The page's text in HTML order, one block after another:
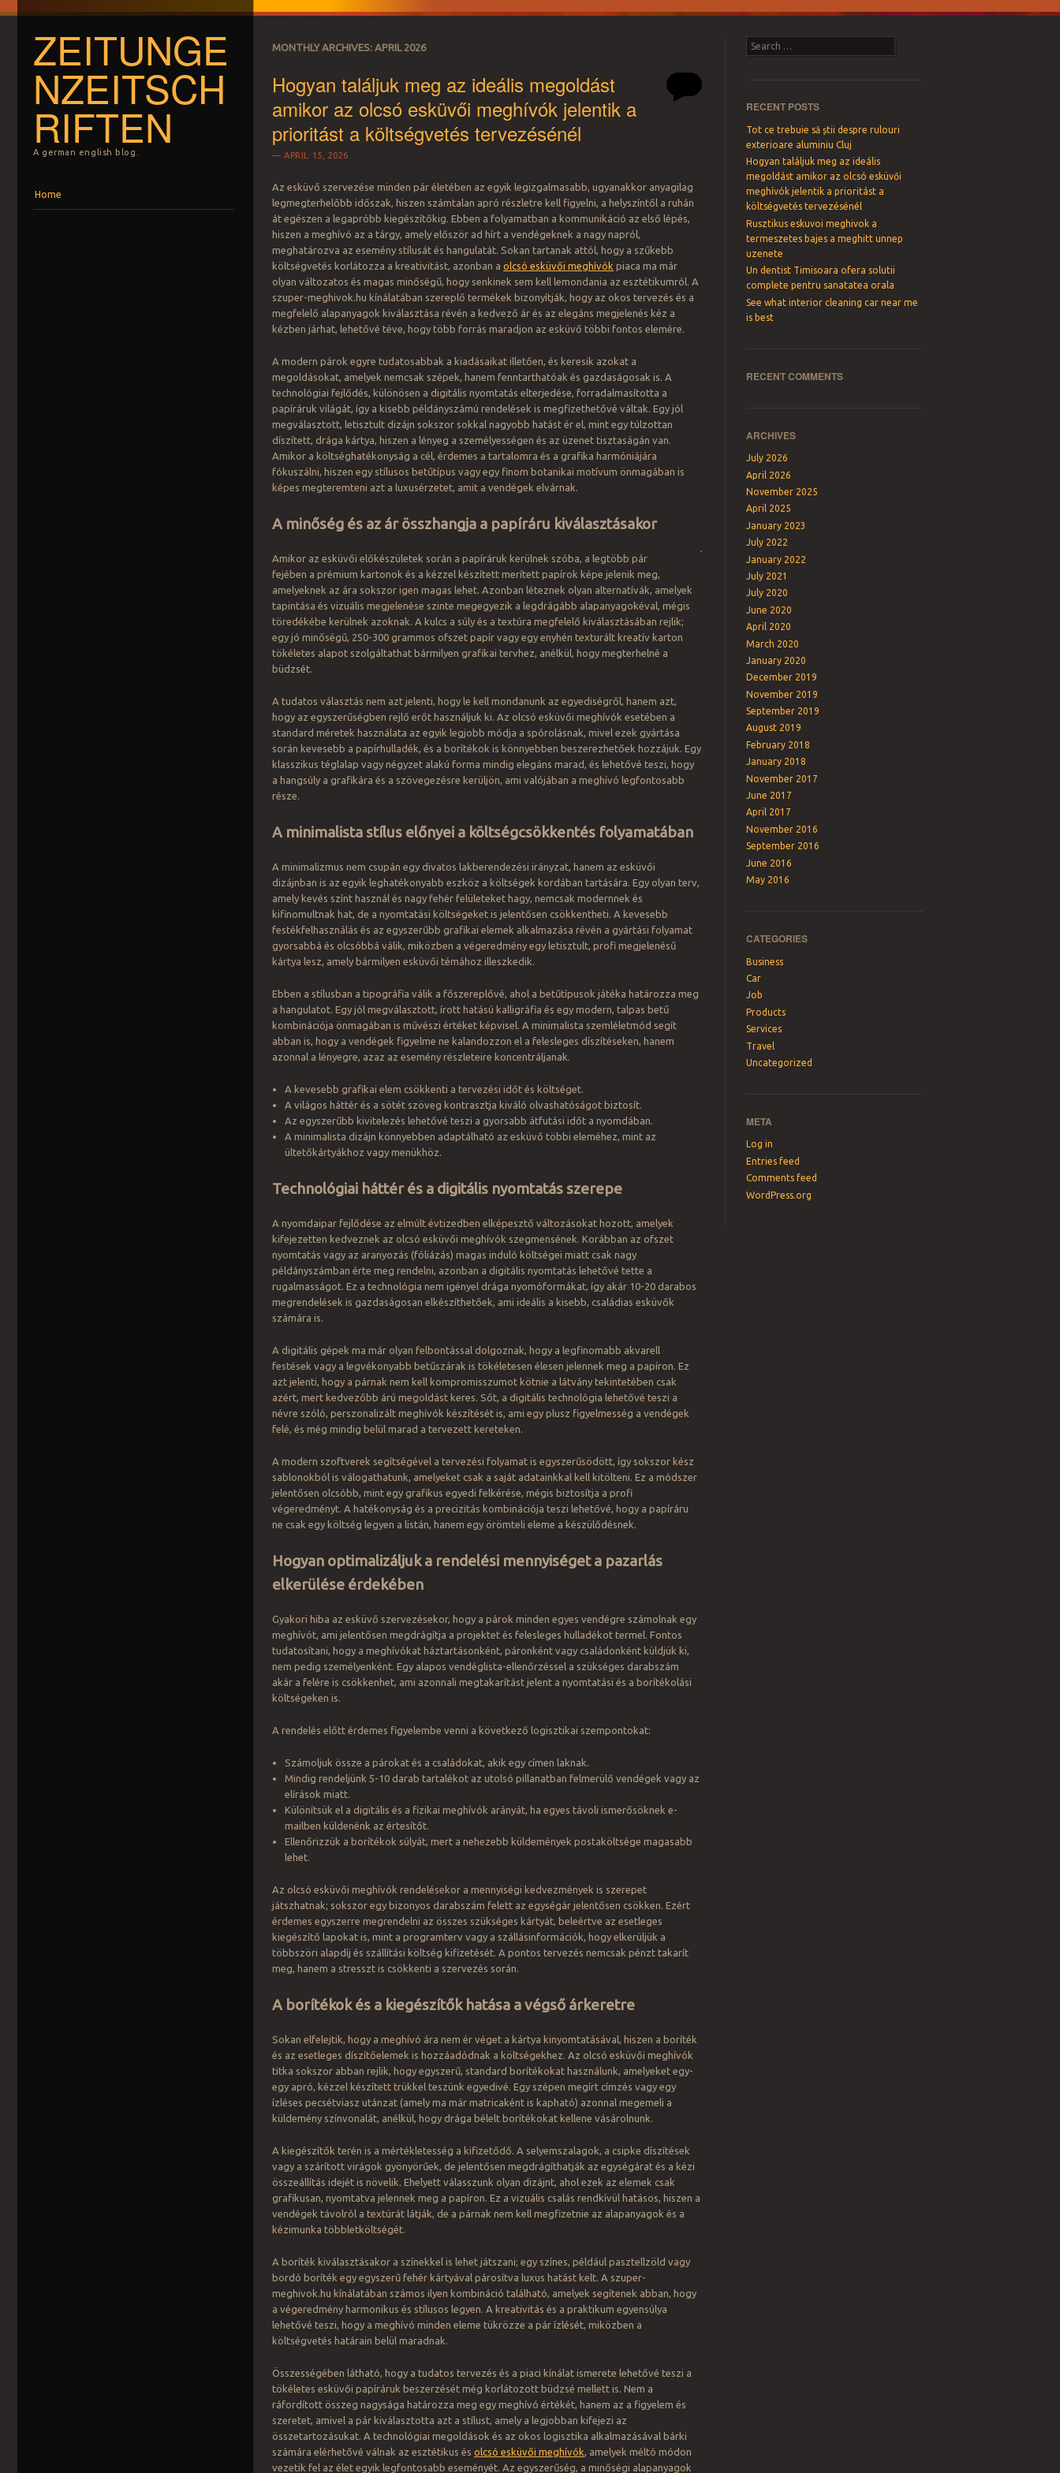
ZEITUNGE
NZEITSCH
RIFTEN
A german english blog.
Home
MONTHLY ARCHIVES:APRIL 2026
Hogyan találjuk meg az ideális megoldást
amikor az olcsó esküvői meghívók jelentik a
prioritást a költségvetés tervezésénél
APRIL 15, 2026
Az esküvő szervezése minden pár életében az egyik legizgalmasabb, ugyanakkor anyagilag
legmegterhelőbb időszak, hiszen számtalan apró részletre kell figyelni, a helyszíntől a ruhán
át egészen a legapróbb kiegészítőkig. Ebben a folyamatban a kommunikáció az első lépés,
hiszen a meghívó az a tárgy, amely először ad hírt a vendégeknek a nagy napról,
meghatározva az esemény stílusát és hangulatát. Sokan tartanak attól, hogy a szűkebb
költségvetés korlátozza a kreativitást, azonban aolcsó esküvői meghívók piaca ma már
olyan változatos és magas minőségű, hogy senkinek sem kell lemondania az esztétikumról. A
szuper-meghivok.hu kínálatában szereplő termékek bizonyítják, hogy az okos tervezés és a
megfelelő alapanyagok kiválasztása révén a kedvező ár és az elegáns megjelenés kéz a
kézben járhat, lehetővé téve, hogy több forrás maradjon az esküvő többi fontos elemére.
A modern párok egyre tudatosabbak a kiadásaikat illetően, és keresik azokat a
megoldásokat, amelyek nemcsak szépek, hanem fenntarthatóak és gazdaságosak is. A
technológiai fejlődés, különösen a digitális nyomtatás elterjedése, forradalmasította a
papíráruk világát, így a kisebb példányszámú rendelések is megfizethetővé váltak. Egy jól
megválasztott, letisztult dizájn sokszor sokkal nagyobb hatást ér el, mint egy túlzottan
díszített, drága kártya, hiszen a lényeg a személyességen és az üzenet tisztaságán van.
Amikor a költséghatékonyság a cél, érdemes a tartalomra és a grafika harmóniájára
fókuszálni, hiszen egy stílusos betűtípus vagy egy finom botanikai motívum önmagában is
képes megteremteni azt a luxusérzetet, amit a vendégek elvárnak.
A minőség és az ár összhangja a papíráru kiválasztásakor
Amikor az esküvői előkészületek során a papíráruk kerülnek szóba, a legtöbb pár
fejében a prémium kartonok és a kézzel készített merített papírok képe jelenik meg,
amelyeknek az ára sokszor igen magas lehet. Azonban léteznek olyan alternatívák, amelyek
tapintása és vizuális megjelenése szinte megegyezik a legdrágább alapanyagokéval, mégis
töredékébe kerülnek azoknak. A kulcs a súly és a textúra megfelelő kiválasztásában rejlik;
egy jó minőségű, 250-300 grammos ofszet papír vagy egy enyhén texturált kreatív karton
tökéletes alapot szolgáltathat bármilyen grafikai tervhez, anélkül, hogy megterhelné a
büdzsét.
A tudatos választás nem azt jelenti, hogy le kell mondanunk az egyediségről, hanem azt,
hogy az egyszerűségben rejlő erőt használjuk ki. Az olcsó esküvői meghívók esetében a
standard méretek használata az egyik legjobb módja a spórolásnak, mivel ezek gyártása
során kevesebb a papírhulladék, és a borítékok is könnyebben beszerezhetőek hozzájuk. Egy
klasszikus téglalap vagy négyzet alakú forma mindig elegáns marad, és lehetővé teszi, hogy
a hangsúly a grafikára és a szövegezésre kerüljön, ami valójában a meghívó legfontosabb
része.
A minimalista stílus előnyei a költségcsökkentés folyamatában
A minimalizmus nem csupán egy divatos lakberendezési irányzat, hanem az esküvői
dizájnban is az egyik leghatékonyabb eszköz a költségek kordában tartására. Egy olyan terv,
amely kevés színt használ és nagy fehér felületeket hagy, nemcsak modernnek és
kifinomultnak hat, de a nyomtatási költségeket is jelentősen csökkentheti. A kevesebb
festékfelhasználás és az egyszerűbb grafikai elemek alkalmazása révén a gyártási folyamat
gyorsabbá és olcsóbbá válik, miközben a végeredmény egy letisztult, profi megjelenésű
kártya lesz, amely bármilyen esküvői témához illeszkedik.
Ebben a stílusban a tipográfia válik a főszereplővé, ahol a betűtípusok játéka határozza meg
a hangulatot. Egy jól megválasztott, írott hatású kalligráfia és egy modern, talpas betű
kombinációja önmagában is művészi értéket képvisel. A minimalista szemléletmód segít
abban is, hogy a vendégek figyelme ne kalandozzon el a felesleges díszítéseken, hanem
azonnal a lényegre, azaz az esemény részleteire koncentráljanak.
A kevesebb grafikai elem csökkenti a tervezési időt és költséget.
A világos háttér és a sötét szöveg kontrasztja kiváló olvashatóságot biztosít.
Az egyszerűbb kivitelezés lehetővé teszi a gyorsabb átfutási időt a nyomdában.
A minimalista dizájn könnyebben adaptálható az esküvő többi eleméhez, mint az
ültetőkártyákhoz vagy menükhöz.
Technológiai háttér és a digitális nyomtatás szerepe
A nyomdaipar fejlődése az elmúlt évtizedben elképesztő változásokat hozott, amelyek
kifejezetten kedveznek az olcsó esküvői meghívók szegmensének. Korábban az ofszet
nyomtatás vagy az aranyozás (fóliázás) magas induló költségei miatt csak nagy
példányszámban érte meg rendelni, azonban a digitális nyomtatás lehetővé tette a
rugalmasságot. Ez a technológia nem igényel drága nyomóformákat, így akár 10-20 darabos
megrendelések is gazdaságosan elkészíthetőek, ami ideális a kisebb, családias esküvők
számára is.
A digitális gépek ma már olyan felbontással dolgoznak, hogy a legfinomabb akvarell
festések vagy a legvékonyabb betűszárak is tökéletesen élesen jelennek meg a papíron. Ez
azt jelenti, hogy a párnak nem kell kompromisszumot kötnie a látvány tekintetében csak
azért, mert kedvezőbb árú megoldást keres. Sőt, a digitális technológia lehetővé teszi a
névre szóló, perszonalizált meghívók készítését is, ami egy plusz figyelmesség a vendégek
felé, és még mindig belül marad a tervezett kereteken.
A modern szoftverek segítségével a tervezési folyamat is egyszerűsödött, így sokszor kész
sablonokból is válogathatunk, amelyeket csak a saját adatainkkal kell kitölteni. Ez a módszer
jelentősen olcsóbb, mint egy grafikus egyedi felkérése, mégis biztosítja a profi
végeredményt. A hatékonyság és a precizitás kombinációja teszi lehetővé, hogy a papíráru
ne csak egy költség legyen a listán, hanem egy örömteli eleme a készülődésnek.
Hogyan optimalizáljuk a rendelési mennyiséget a pazarlás
elkerülése érdekében
Gyakori hiba az esküvő szervezésekor, hogy a párok minden egyes vendégre számolnak egy
meghívót, ami jelentősen megdrágítja a projektet és felesleges hulladékot termel. Fontos
tudatosítani, hogy a meghívókat háztartásonként, páronként vagy családonként küldjük ki,
nem pedig személyenként. Egy alapos vendéglista-ellenőrzéssel a szükséges darabszám
akár a felére is csökkenhet, ami azonnali megtakarítást jelent a nyomtatási és a borítékolási
költségeken is.
A rendelés előtt érdemes figyelembe venni a következő logisztikai szempontokat:
Számoljuk össze a párokat és a családokat, akik egy címen laknak.
Mindig rendeljünk 5-10 darab tartalékot az utolsó pillanatban felmerülő vendégek vagy az
elírások miatt.
Különítsük el a digitális és a fizikai meghívók arányát, ha egyes távoli ismerősöknek e-
mailben küldenénk az értesítőt.
Ellenőrizzük a borítékok súlyát, mert a nehezebb küldemények postaköltsége magasabb
lehet.
Az olcsó esküvői meghívók rendelésekor a mennyiségi kedvezmények is szerepet
játszhatnak; sokszor egy bizonyos darabszám felett az egységár jelentősen csökken. Ezért
érdemes egyszerre megrendelni az összes szükséges kártyát, beleértve az esetleges
kiegészítő lapokat is, mint a programterv vagy a szállásinformációk, hogy elkerüljük a
többszöri alapdíj és szállítási költség kifizetését. A pontos tervezés nemcsak pénzt takarít
meg, hanem a stresszt is csökkenti a szervezés során.
A borítékok és a kiegészítők hatása a végső árkeretre
Sokan elfelejtik, hogy a meghívó ára nem ér véget a kártya kinyomtatásával, hiszen a boríték
és az esetleges díszítőelemek is hozzáadódnak a költségekhez. Az olcsó esküvői meghívók
titka sokszor abban rejlik, hogy egyszerű, standard borítékokat használunk, amelyeket egy-
egy apró, kézzel készített trükkel teszünk egyedivé. Egy szépen megírt címzés vagy egy
ízléses pecsétviasz utánzat (amely ma már matricaként is kapható) azonnal megemeli a
küldemény színvonalát, anélkül, hogy drága bélelt borítékokat kellene vásárolnunk.
A kiegészítők terén is a mértékletesség a kifizetődő. A selyemszalagok, a csipke díszítések
vagy a szárított virágok gyönyörűek, de jelentősen megdrágíthatják az egységárat és a kézi
összeállítás idejét is növelik. Ehelyett válasszunk olyan dizájnt, ahol ezek az elemek csak
grafikusan, nyomtatva jelennek meg a papíron. Ez a vizuális csalás rendkívül hatásos, hiszen a
vendégek távolról a textúrát látják, de a párnak nem kell megfizetnie az alapanyagok és a
kézimunka többletköltségét.
A boríték kiválasztásakor a színekkel is lehet játszani; egy színes, például pasztellzöld vagy
bordó boríték egy egyszerű fehér kártyával párosítva luxus hatást kelt. A szuper-
meghivok.hu kínálatában számos ilyen kombináció található, amelyek segítenek abban, hogy
a végeredmény harmonikus és stílusos legyen. A kreativitás és a praktikum egyensúlya
lehetővé teszi, hogy a meghívó minden eleme tükrözze a pár ízlését, miközben a
költségvetés határain belül maradnak.
Összességében látható, hogy a tudatos tervezés és a piaci kínálat ismerete lehetővé teszi a
tökéletes esküvői papíráruk beszerzését még korlátozott büdzsé mellett is. Nem a
ráfordított összeg nagysága határozza meg egy meghívó értékét, hanem az a figyelem és
szeretet, amivel a pár kiválasztotta azt a stílust, amely a legjobban kifejezi az
összetartozásukat. A technológiai megoldások és az okos logisztika alkalmazásával bárki
számára elérhetővé válnak az esztétikus ésolcsó esküvői meghívók, amelyek méltó módon
vezetik fel az élet egyik legfontosabb eseményét. Az egyszerűség, a minőségi alapanyagok
Search
RECENT POSTS
Tot ce trebuie să știi despre rulouri
exterioare aluminiu Cluj
Hogyan találjuk meg az ideális
megoldást amikor az olcsó esküvői
meghívók jelentik a prioritást a
költségvetés tervezésénél
Rusztikus eskuvoi meghivok a
termeszetes bajes a meghitt unnep
uzenete
Un dentist Timisoara ofera solutii
complete pentru sanatatea orala
See what interior cleaning car near me
is best
RECENT COMMENTS
ARCHIVES
July 2026
April 2026
November 2025
April 2025
January 2023
July 2022
January 2022
July 2021
July 2020
June 2020
April 2020
March 2020
January 2020
December 2019
November 2019
September 2019
August 2019
February 2018
January 2018
November 2017
June 2017
April 2017
November 2016
September 2016
June 2016
May 2016
CATEGORIES
Business
Car
Job
Products
Services
Travel
Uncategorized
META
Log in
Entries feed
Comments feed
WordPress.org